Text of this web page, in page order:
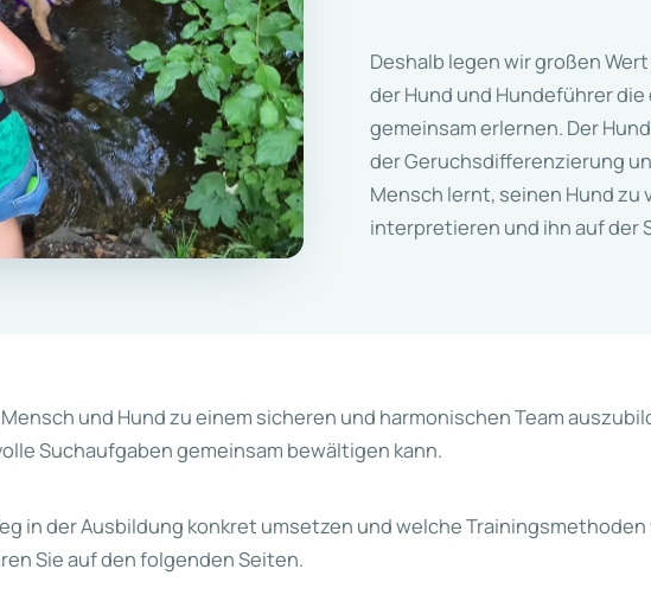
Deshalb legen wir großen
der Hund und Hundeführer
gemeinsam erlernen. Der
der Geruchsdifferenzierung
Mensch lernt, seinen Hund
interpretieren und ihn auf der
und Hund zu einem sicheren und harmonischen Team
Suchaufgaben gemeinsam bewältigen kann.
in der Ausbildung konkret umsetzen und welche Trainingsmethoden
Sie auf den folgenden Seiten.